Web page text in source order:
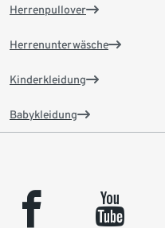
Herrenpullover
Herrenunterwäsche
Kinderkleidung
Babykleidung
facebook youtube